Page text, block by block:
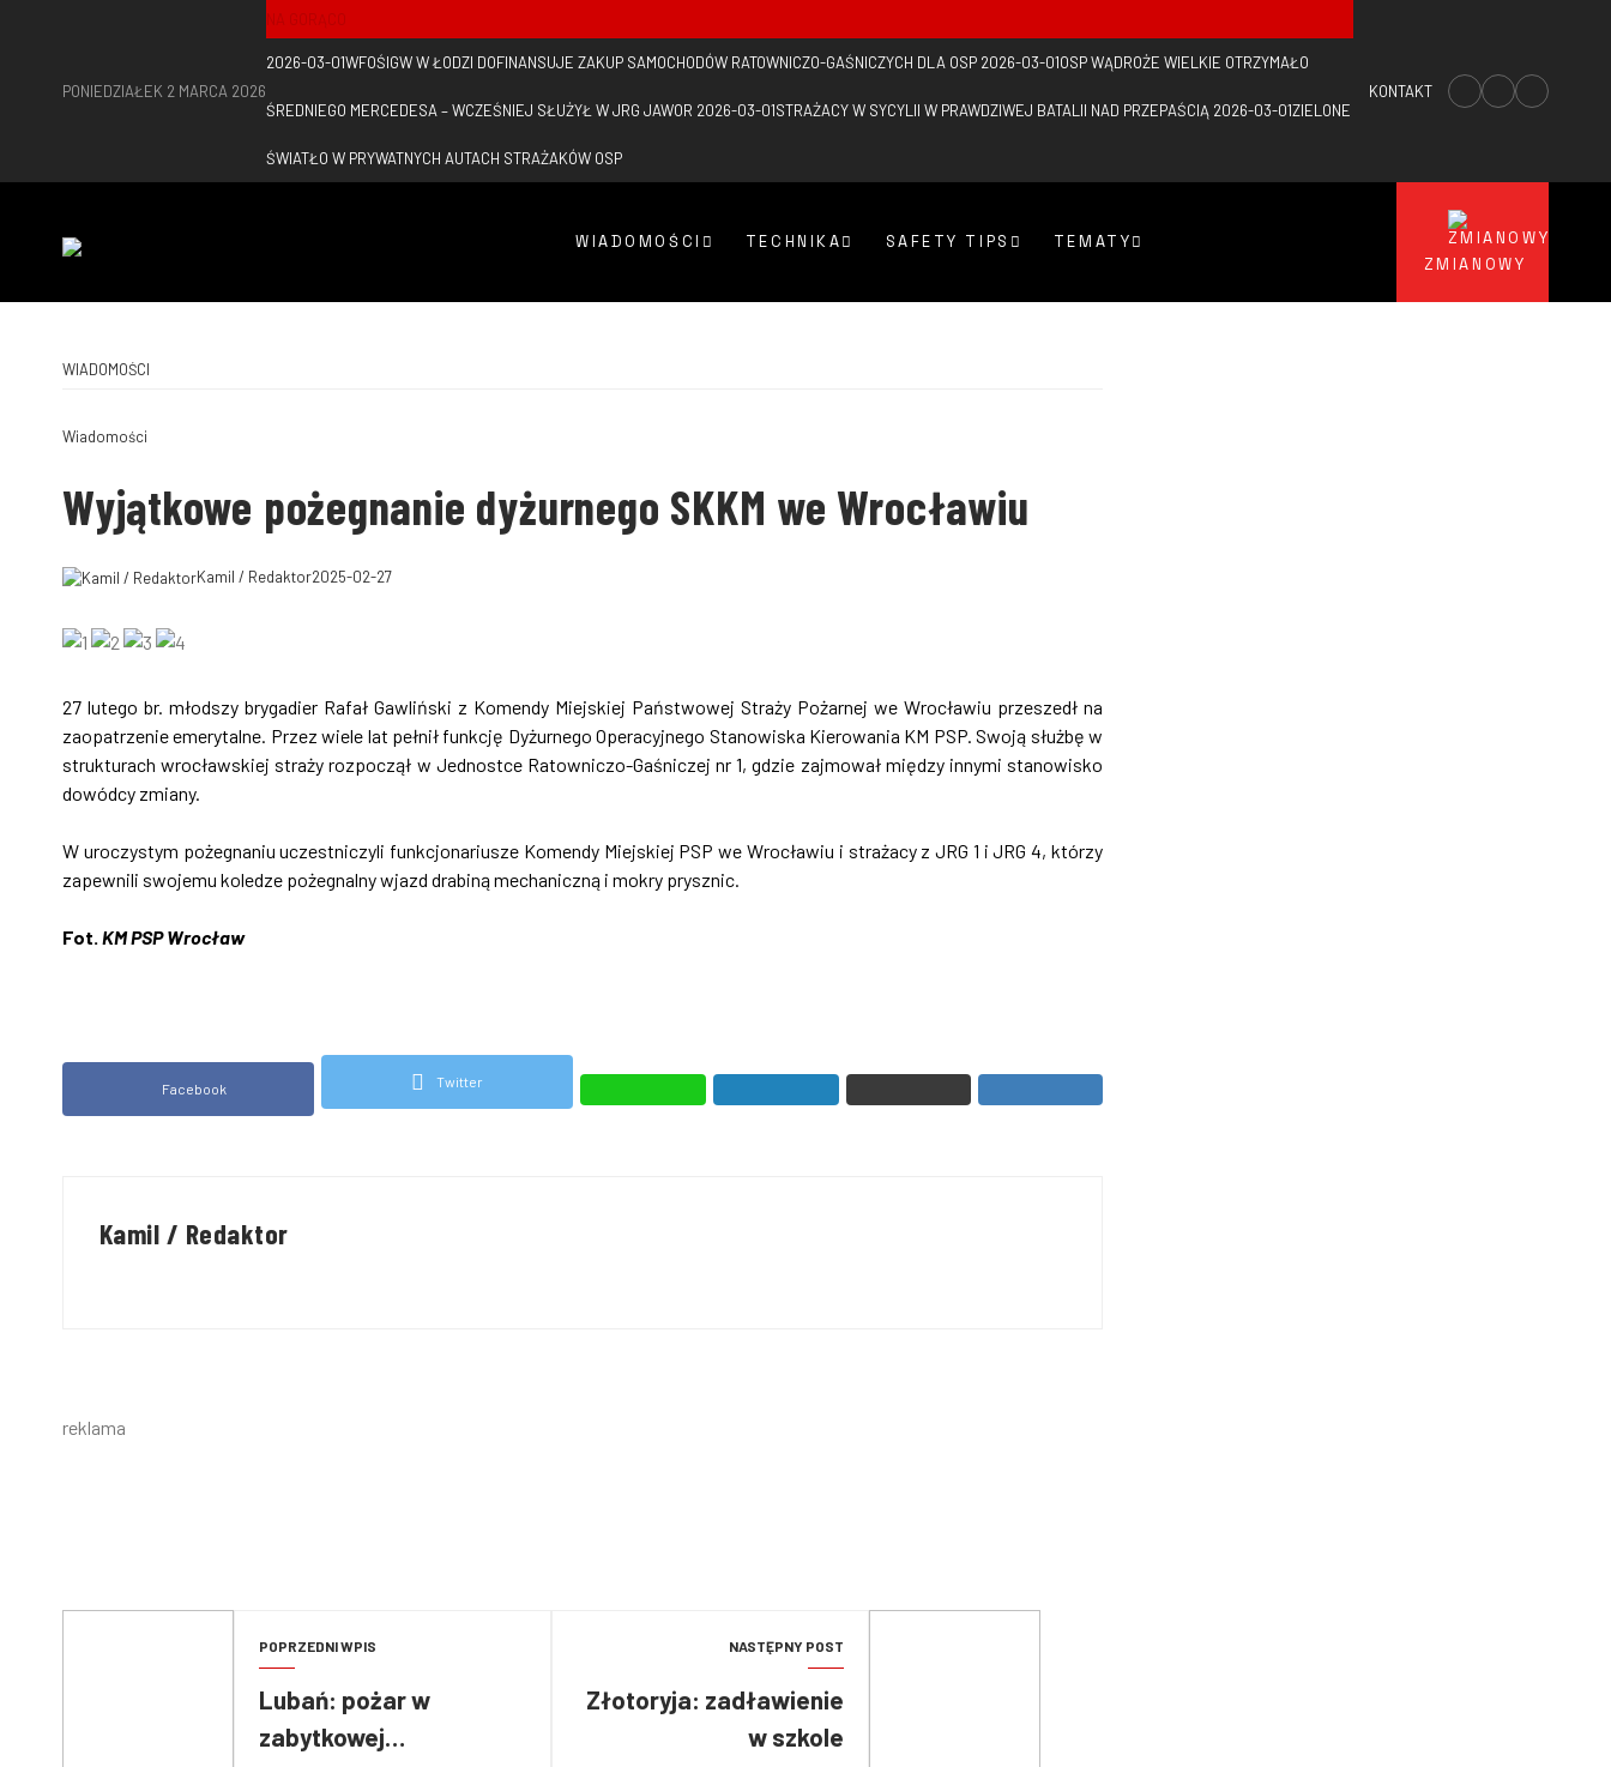
PONIEDZIAŁEK 2 MARCA 2026
NA GORĄCO
2026-03-01WFOŚIGW W ŁODZI DOFINANSUJE ZAKUP SAMOCHODÓW RATOWNICZO-GAŚNICZYCH DLA OSP 2026-03-01OSP WĄDROŻE WIELKIE OTRZYMAŁO
ŚREDNIEGO MERCEDESA – WCZEŚNIEJ SŁUŻYŁ W JRG JAWOR 2026-03-01STRAŻACY W SYCYLII W PRAWDZIWEJ BATALII NAD PRZEPAŚCIĄ 2026-03-01ZIELONE
ŚWIATŁO W PRYWATNYCH AUTACH STRAŻAKÓW OSP
KONTAKT
WIADOMOŚCI TECHNIKA SAFETY TIPS
TEMATY
ZMIANOWY
WIADOMOŚCI
Wiadomości
Wyjątkowe pożegnanie dyżurnego SKKM we Wrocławiu
Kamil / Redaktor2025-02-27
27 lutego br. młodszy brygadier Rafał Gawliński z Komendy Miejskiej Państwowej Straży Pożarnej we Wrocławiu przeszedł na
zaopatrzenie emerytalne. Przez wiele lat pełnił funkcję Dyżurnego Operacyjnego Stanowiska Kierowania KM PSP. Swoją służbę w
strukturach wrocławskiej straży rozpoczął w Jednostce Ratowniczo-Gaśniczej nr 1, gdzie zajmował między innymi stanowisko
dowódcy zmiany.
W uroczystym pożegnaniu uczestniczyli funkcjonariusze Komendy Miejskiej PSP we Wrocławiu i strażacy z JRG 1 i JRG 4, którzy
zapewnili swojemu koledze pożegnalny wjazd drabiną mechaniczną i mokry prysznic.
Fot. KM PSP Wrocław
Facebook Twitter
Kamil / Redaktor
reklama
POPRZEDNI WPIS
Lubań: pożar w
zabytkowej
NASTĘPNY POST
Złotoryja: zadławienie
w szkole